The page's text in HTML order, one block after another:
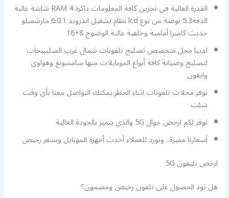
القدرة العالية في تخزين كافة المعلومات ذاكرة RAM 4 شاشة عالية
الدقة5.3 بوصة من نوع lcd نظام تشغيل اندرويد 6.0.1 مارشميلو
حديث كاميرا أمامية وخلفية عالية الوضوح 8+16
لدينا محل متخصص تصليح تلفونات شمال غرب الصليبيخات
لتصليح وصيانة كافة أنواع الموبايلات منها سامسونغ وهواوي
وايفون
نوفر محلات تلفونات اثناء الحظر يمكنك التواصل معنا بأي وقت
شئت
نوفر لكم ارخص جوال 5G والذي يتميز بالجودة العالية
أسعارنا مميزة.. ونورد للعملاء أحدث أجهزة الموبايل وبسعر رخيص
ارخص تليفون 5G
هل تود الحصول على تلفون رخيص ومضمون؟